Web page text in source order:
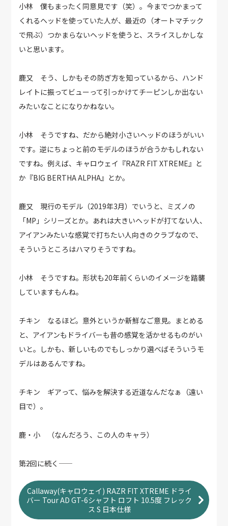
小林 僕もまったく同意見です（笑）。今までつかまって
くれるヘッドを使っていた人が、最近の（オートマチック
で飛ぶ）つかまらないヘッドを使うと、スライスしかしな
いと思います。
鹿又 そう、しかもその防ぎ方を知っているから、ハンド
レイトに振ってビューって引っかけてチーピンしか出ない
みたいなことになりかねない。
小林 そうですね、だから絶対小さいヘッドのほうがいい
です。逆にちょっと前のモデルのほうが合うかもしれない
ですね。例えば、キャロウェイ『RAZR FIT XTREME』と
か『BIG BERTHA ALPHA』とか。
鹿又 現行のモデル（2019年3月）でいうと、ミズノの
「MP」シリーズとか。あれは大きいヘッドが打てない人、
アイアンみたいな感覚で打ちたい人向きのクラブなので、
そういうところはハマりそうですね。
小林 そうですね。形状も20年前くらいのイメージを踏襲
していますもんね。
チキン なるほど。意外というか新鮮なご意見。まとめる
と、アイアンもドライバーも昔の感覚を活かせるものがい
いと。しかも、新しいものでもしっかり選べばそういうモ
デルはあるんですね。
チキン ギアって、悩みを解決する近道なんだなぁ（遠い
目で）。
鹿・小 （なんだろう、この人のキャラ）
――第2回に続く――
Callaway(キャロウェイ) RAZR FIT XTREME ドライ
バー Tour AD GT-6シャフト ロフト 10.5度 フレック
ス S 日本仕様